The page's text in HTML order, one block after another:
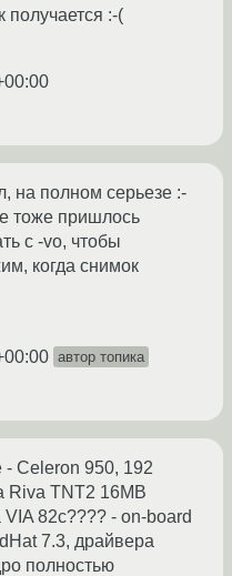
получается :-(
на полном серьезе :-
тоже пришлось
с -vo, чтобы
когда снимок
автор топика
Celeron 950, 192
Riva TNT2 16MB
VIA 82c???? - on-board
7.3, драйвера
полностью